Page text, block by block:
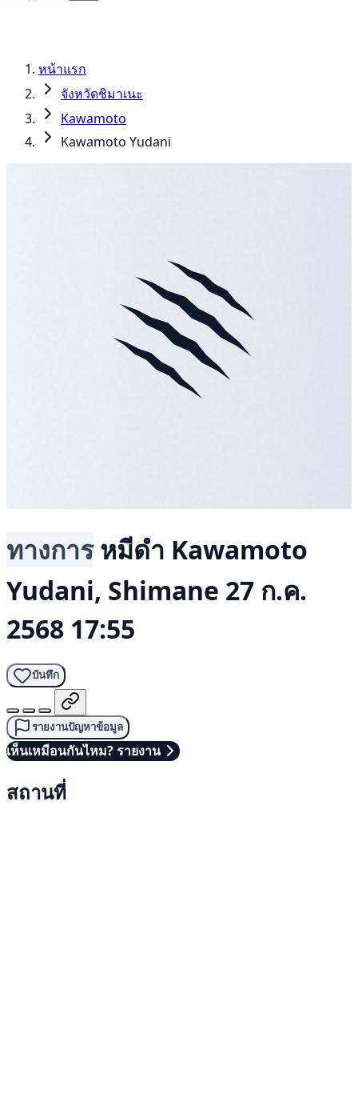
หน้าแรก
จังหวัดชิมาเนะ
Kawamoto
Kawamoto Yudani
ทางการ หมีดำ Kawamoto
Yudani, Shimane 27 ก.ค.
2568 17:55
บันทึก
รายงานปัญหาข้อมูล
เห็นเหมือนกันไหม? รายงาน
สถานที่